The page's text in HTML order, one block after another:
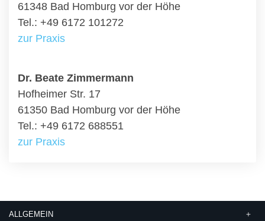
61348 Bad Homburg vor der Höhe
Tel.: +49 6172 101272
zur Praxis
Dr. Beate Zimmermann
Hofheimer Str. 17
61350 Bad Homburg vor der Höhe
Tel.: +49 6172 688551
zur Praxis
ALLGEMEIN